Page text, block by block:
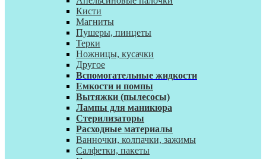
Кисти
Магниты
Пушеры, пинцеты
Терки
Ножницы, кусачки
Другое
Вспомогательные жидкости
Емкости и помпы
Вытяжки (пылесосы)
Лампы для маникюра
Стерилизаторы
Расходные материалы
Ванночки, колпачки, зажимы
Салфетки, пакеты